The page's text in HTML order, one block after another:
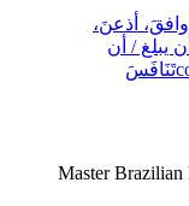
وافقَ، أذعنَ،
أن يبلغ / أن
تَنَافَسَ
Master Brazilian